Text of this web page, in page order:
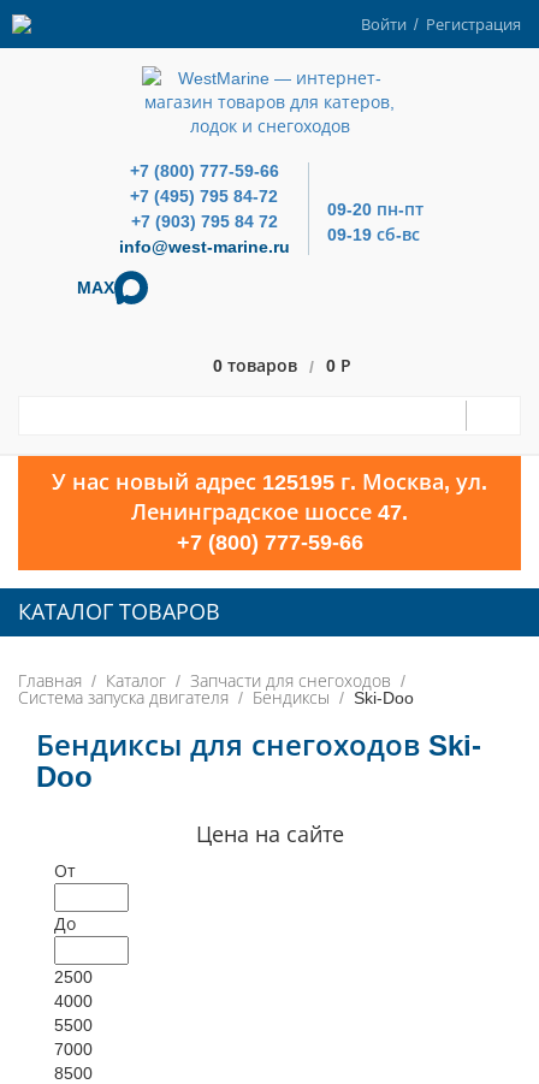
Войти / Регистрация
+7 (800) 777-59-66
+7 (495) 795 84-72
+7 (903) 795 84 72
info@west-marine.ru
09-20 пн-пт
09-19 сб-вс
MAX
0 товаров / 0 Р
У нас новый адрес 125195 г. Москва, ул.
Ленинградское шоссе 47.
+7 (800) 777-59-66
КАТАЛОГ ТОВАРОВ
Главная Каталог
Запчасти для снегоходов
Система запуска двигателя
Бендиксы Ski-Doo
Бендиксы для снегоходов Ski-
Doo
Цена на сайте
От
До
2500
4000
5500
7000
8500